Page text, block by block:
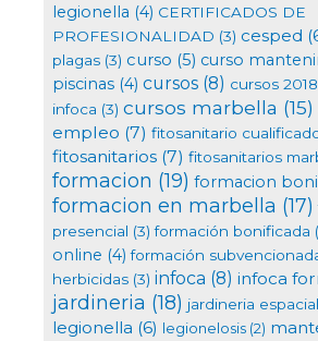
legionella (4) CERTIFICADOS DE
PROFESIONALIDAD (3) cesped
plagas (3) curso (5) curso
piscinas (4) cursos (8) cursos 2018
infoca (3) cursos marbella (15)
empleo (7) fitosanitario
fitosanitarios (7) fitosanitarios
formacion (19) formacion
formacion en marbella (17)
presencial (3) formación bonificada
online (4) formación
herbicidas (3) infoca (8) infoca
jardineria (18) jardineria espacial
legionella (6) legionelosis (2)